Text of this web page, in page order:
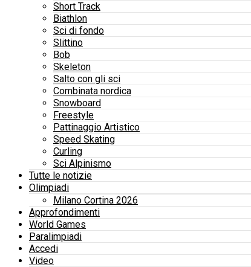
Short Track
Biathlon
Sci di fondo
Slittino
Bob
Skeleton
Salto con gli sci
Combinata nordica
Snowboard
Freestyle
Pattinaggio Artistico
Speed Skating
Curling
Sci Alpinismo
Tutte le notizie
Olimpiadi
Milano Cortina 2026
Approfondimenti
World Games
Paralimpiadi
Accedi
Video